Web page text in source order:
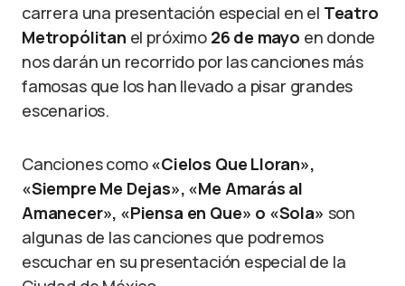
carrera una presentación especial en el Teatro
Metropólitan el próximo 26 de mayo en donde
nos darán un recorrido por las canciones más
famosas que los han llevado a pisar grandes
escenarios.
Canciones como«Cielos Que Lloran»,
«Siempre Me Dejas», «Me Amarás al
Amanecer», «Piensa en Que» o «Sola» son
algunas de las canciones que podremos
escuchar en su presentación especial de la